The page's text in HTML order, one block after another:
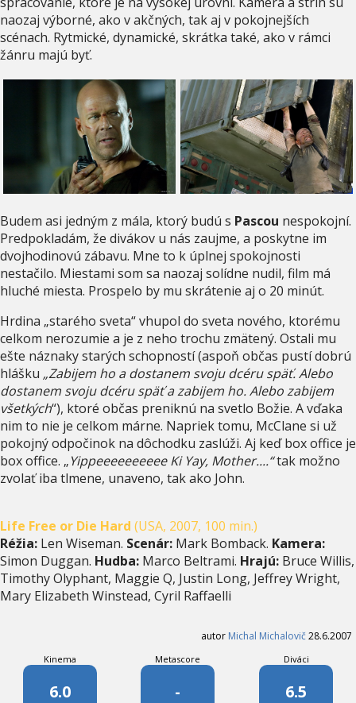
naozaj výborné, ako v akčných, tak aj v pokojnejších
scénach. Rytmické, dynamické, skrátka také, ako v rámci
žánru majú byť.
Budem asi jedným z mála, ktorý budú s Pascou nespokojní.
Predpokladám, že divákov u nás zaujme, a poskytne im
dvojhodinovú zábavu. Mne to k úplnej spokojnosti
nestačilo. Miestami som sa naozaj solídne nudil, film má
hluché miesta. Prospelo by mu skrátenie aj o 20 minút.
Hrdina „starého sveta“ vhupol do sveta nového, ktorému
celkom nerozumie a je z neho trochu zmätený. Ostali mu
ešte náznaky starých schopností (aspoň občas pustí dobrú
hlášku „Zabijem ho a dostanem svoju dcéru späť. Alebo
dostanem svoju dcéru späť a zabijem ho. Alebo zabijem
všetkých“), ktoré občas preniknú na svetlo Božie. A vďaka
nim to nie je celkom márne. Napriek tomu, McClane si už
pokojný odpočinok na dôchodku zaslúži. Aj keď box office je
box office. „Yippeeeeeeeeee Ki Yay, Mother....“tak možno
zvolať iba tlmene, unaveno, tak ako John.
Life Free or Die Hard (USA, 2007, 100 min.)
Réžia: Len Wiseman. Scenár: Mark Bomback. Kamera:
Simon Duggan. Hudba: Marco Beltrami. Hrajú: Bruce Willis,
Timothy Olyphant, Maggie Q, Justin Long, Jeffrey Wright,
Mary Elizabeth Winstead, Cyril Raffaelli
autor Michal Michalovič28.6.2007
Kinema
6.0
Metascore
-
Diváci
6.5